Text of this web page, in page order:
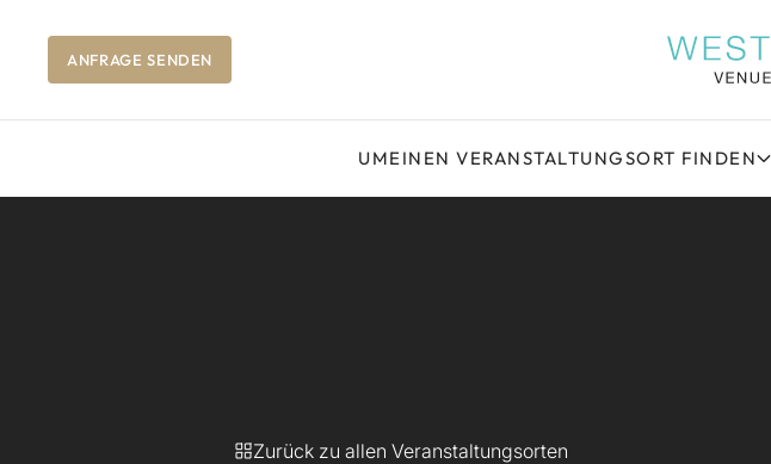
ANFRAGE SENDEN
UMEINEN VERANSTALTUNGSORT FINDEN
Zurück zu allen Veranstaltungsorten